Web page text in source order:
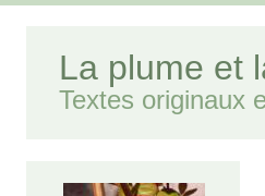
La plume et
Textes originaux